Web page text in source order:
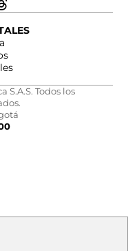
S.A.S. Todos los